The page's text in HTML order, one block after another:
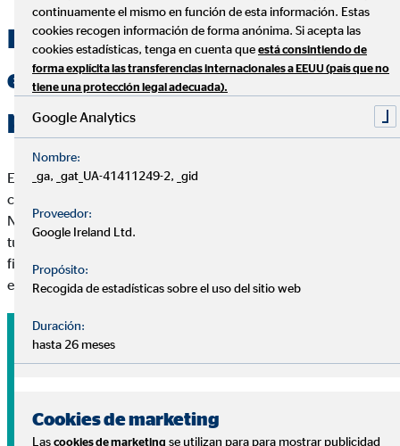
Especialistas en la gestión
eficiente de las finanzas
personales
En OVB respondemos a tus preguntas sin coste y sin
compromiso.
Nuestros consultores te ayudarán a diseñar un plan adaptado a
tus necesidades para ayudarte a conseguir tus metas
financieras y disfrutar de lo que más importa: tu tranquilidad
económica, tu salud y tu familia.
continuamente el mismo en función de esta información. Estas
cookies recogen información de forma anónima. Si acepta las
cookies estadísticas, tenga en cuenta que está consintiendo de
forma explícita las transferencias internacionales a EEUU (país que no
tiene una protección legal adecuada).
Google Analytics
Nombre:
_ga, _gat_UA-41411249-2, _gid
Proveedor:
Google Ireland Ltd.
Propósito:
Recogida de estadísticas sobre el uso del sitio web
Duración:
hasta 26 meses
Cookies de marketing
Las cookies de marketing se utilizan para para mostrar publicidad